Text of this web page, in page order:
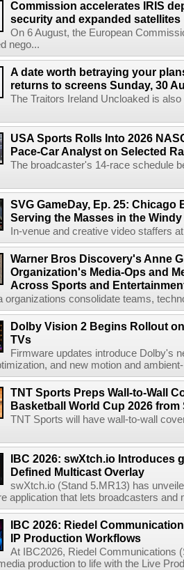
Commission accelerates IRIS
security and expanded satellites
On 6 August, the European
nego...
A date worth betraying your
returns to screens Sunday, 30
The Traitors Ireland Uncloaked is
USA Sports Rolls Into 2026
Pace-Car Analyst on Selected
The broadcaster's 14-race schedule
SVG GameDay, Ep. 25: Chicago
Serving the Masses in the
In-venue and creative video staffers
Warner Bros Discovery's Anne
Organization's Media-Ops and
Across Sports and
organizations consolidate teams,
Dolby Vision 2 Begins Rollout
TVs
Firmware updates introduce Dolby's
and new motion and
TNT Sports Preps Wall-to-Wall
Basketball World Cup 2026 from
TNT Sports will have wall-to-wall
IBC 2026: swXtch.io Introduces
Defined Multicast Overlay
swXtch.io (Stand 5.MR13) has
application that lets broadcasters and
IBC 2026: Riedel
IP Production Workflows
At IBC2026, Riedel Communications
production to life with the Live